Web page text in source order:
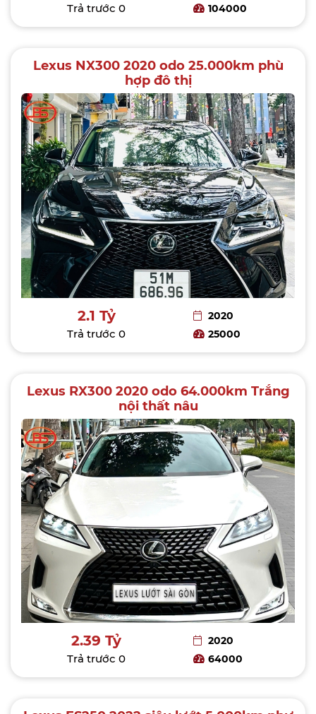
Trả trước0
104000
Lexus NX300 2020 odo 25.000km phù
hợp đô thị
2.1 Tỷ
Trả trước0
2020
25000
Lexus RX300 2020 odo 64.000km Trắng
nội thất nâu
2.39 Tỷ
Trả trước0
2020
64000